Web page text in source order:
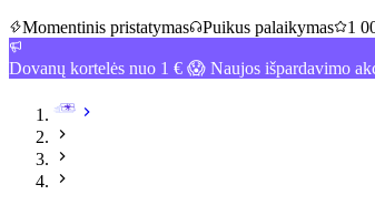
Momentinis pristatymas
Puikus palaikymas 1
Dovanų kortelės nuo 1 € 😱 Naujos išpardavimo